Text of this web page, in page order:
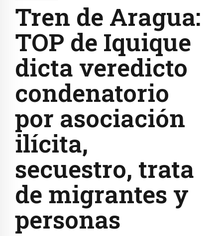
Tren de Aragua:
TOP de Iquique
dicta veredicto
condenatorio
por asociación
ilícita,
secuestro, trata
de migrantes y
personas